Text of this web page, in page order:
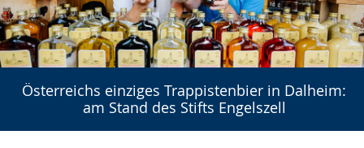
Österreichs einziges Trappistenbier in Dalheim:
am Stand des Stifts Engelszell